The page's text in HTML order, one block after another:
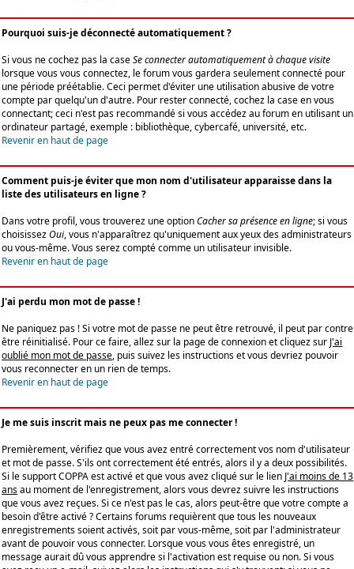
Pourquoi suis-je déconnecté automatiquement ?
Si vous ne cochez pas la caseSe connecter automatiquement à chaque visite
lorsque vous vous connectez, le forum vous gardera seulement connecté pour
une période préétablie. Ceci permet d'éviter une utilisation abusive de votre
compte par quelqu'un d'autre. Pour rester connecté, cochez la case en vous
connectant; ceci n'est pas recommandé si vous accédez au forum en utilisant un
ordinateur partagé, exemple : bibliothèque, cybercafé, université, etc.
Revenir en haut de page
Comment puis-je éviter que mon nom d'utilisateur apparaisse dans la
liste des utilisateurs en ligne ?
Dans votre profil, vous trouverez une optionCacher sa présence en ligne; si vous
choisissezOui, vous n'apparaîtrez qu'uniquement aux yeux des administrateurs
ou vous-même. Vous serez compté comme un utilisateur invisible.
Revenir en haut de page
J'ai perdu mon mot de passe !
Ne paniquez pas ! Si votre mot de passe ne peut être retrouvé, il peut par contre
être réinitialisé. Pour ce faire, allez sur la page de connexion et cliquez sur J'ai
oublié mon mot de passe, puis suivez les instructions et vous devriez pouvoir
vous reconnecter en un rien de temps.
Revenir en haut de page
Je me suis inscrit mais ne peux pas me connecter !
Premièrement, vérifiez que vous avez entré correctement vos nom d'utilisateur
et mot de passe. S'ils ont correctement été entrés, alors il y a deux possibilités.
Si le support COPPA est activé et que vous avez cliqué sur le lien J'ai moins de 13
ansau moment de l'enregistrement, alors vous devrez suivre les instructions
que vous avez reçues. Si ce n'est pas le cas, alors peut-être que votre compte a
besoin d'être activé ? Certains forums requièrent que tous les nouveaux
enregistrements soient activés, soit par vous-même, soit par l'administrateur
avant de pouvoir vous connecter. Lorsque vous vous êtes enregistré, un
message aurait dû vous apprendre si l'activation est requise ou non. Si vous